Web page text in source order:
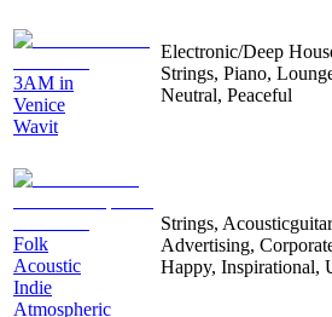
3AM in
Venice
Wavit
Electronic/Deep
Strings, Piano,
Neutral, Peaceful
Folk
Acoustic
Indie
Atmospheric
Strings,
Advertising,
Happy, Inspirational,